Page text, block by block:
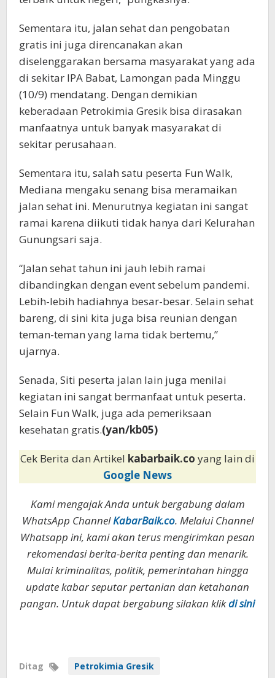
Sementara itu, jalan sehat dan pengobatan
gratis ini juga direncanakan akan
diselenggarakan bersama masyarakat yang ada
di sekitar IPA Babat, Lamongan pada Minggu
(10/9) mendatang. Dengan demikian
keberadaan Petrokimia Gresik bisa dirasakan
manfaatnya untuk banyak masyarakat di
sekitar perusahaan.
Sementara itu, salah satu peserta Fun Walk,
Mediana mengaku senang bisa meramaikan
jalan sehat ini. Menurutnya kegiatan ini sangat
ramai karena diikuti tidak hanya dari Kelurahan
Gunungsari saja.
“Jalan sehat tahun ini jauh lebih ramai
dibandingkan dengan event sebelum pandemi.
Lebih-lebih hadiahnya besar-besar. Selain sehat
bareng, di sini kita juga bisa reunian dengan
teman-teman yang lama tidak bertemu,”
ujarnya.
Senada, Siti peserta jalan lain juga menilai
kegiatan ini sangat bermanfaat untuk peserta.
Selain Fun Walk, juga ada pemeriksaan
kesehatan gratis.(yan/kb05)
Cek Berita dan Artikel kabarbaik.co yang lain di
Google News
Kami mengajak Anda untuk bergabung dalam
WhatsApp ChannelKabarBaik.co. Melalui Channel
Whatsapp ini, kami akan terus mengirimkan pesan
rekomendasi berita-berita penting dan menarik.
Mulai kriminalitas, politik, pemerintahan hingga
update kabar seputar pertanian dan ketahanan
pangan. Untuk dapat bergabung silakan klikdi sini
Ditag Petrokimia Gresik